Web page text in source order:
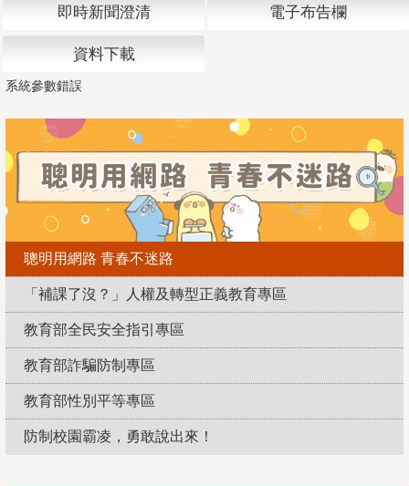
即時新聞澄清 電子布告欄
資料下載
系統參數錯誤
聰明用網路 青春不迷路
「補課了沒？」人權及轉型正義教育專區
教育部全民安全指引專區
教育部詐騙防制專區
教育部性別平等專區
防制校園霸凌，勇敢說出來！